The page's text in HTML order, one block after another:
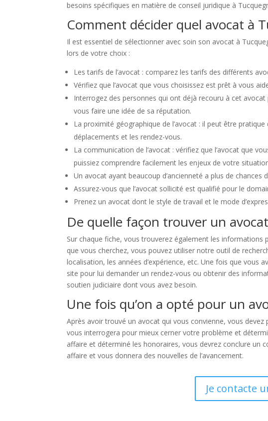
besoins spécifiques en matière de conseil juridique à
Comment décider quel avocat à
Il est essentiel de sélectionner avec soin son avocat à
lors de votre choix :
Les tarifs de l’avocat : comparez les tarifs des différents
Vérifiez que l’avocat que vous choisissez est prêt à vous
Interrogez des personnes qui ont déjà recouru à cet
vous faire une idée de sa réputation.
La proximité géographique de l’avocat : il peut être
déplacements et les rendez-vous.
La communication de l’avocat : vérifiez que l’avocat que
puissiez comprendre facilement les enjeux de votre
Un avocat ayant beaucoup d’ancienneté a plus de chances
Assurez-vous que l’avocat sollicité est qualifié pour le
Prenez un avocat dont le style de travail et le mode
De quelle façon trouver un
Sur chaque fiche, vous trouverez également les informations
que vous cherchez, vous pouvez utiliser notre outil de
localisation, les années d’expérience, etc. Une fois que
site pour lui demander un rendez-vous ou obtenir des
soutien judiciaire dont vous avez besoin.
Une fois qu’on a opté pour un
Après avoir trouvé un avocat qui vous convienne, vous
vous interrogera pour mieux cerner votre problème et
affaire et déterminé les honoraires, vous devrez conclure un
affaire et vous donnera des nouvelles de l’avancement.
Je contacte